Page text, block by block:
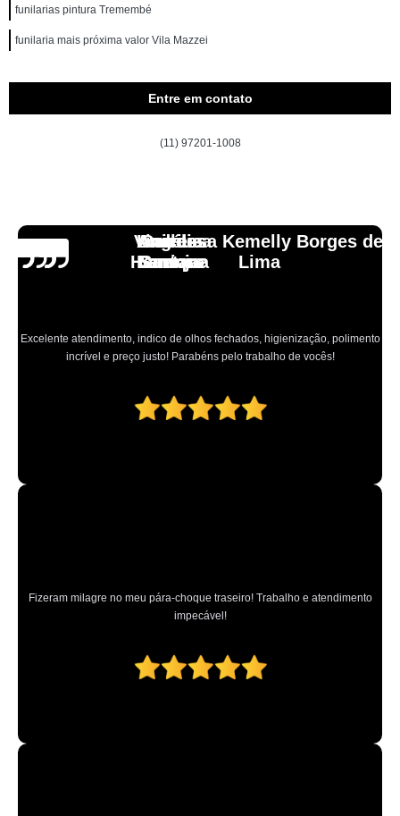
funilarias pintura Tremembé
funilaria mais próxima valor Vila Mazzei
Entre em contato
(11) 97201-1008
Angélica
Santana
Excelente atendimento, indico de olhos fechados, higienização, polimento
incrível e preço justo! Parabéns pelo trabalho de vocês!
Andressa Kemelly Borges de
Lima
Fizeram milagre no meu pára-choque traseiro! Trabalho e atendimento
impecável!
Carlos
Henrique
Vinicius
Laranja
Lourdes
Santoro